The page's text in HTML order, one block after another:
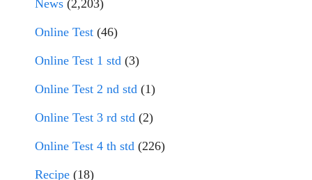
News (2,203)
Online Test (46)
Online Test 1 std (3)
Online Test 2 nd std (1)
Online Test 3 rd std (2)
Online Test 4 th std (226)
Recipe (18)